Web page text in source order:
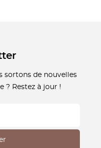
sortons de nouvelles
? Restez à jour !